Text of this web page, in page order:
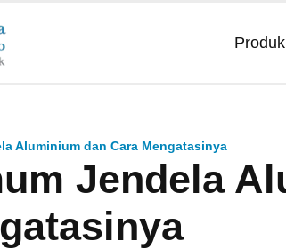
Produk
Aluminium dan Cara Mengatasinya
Jendela